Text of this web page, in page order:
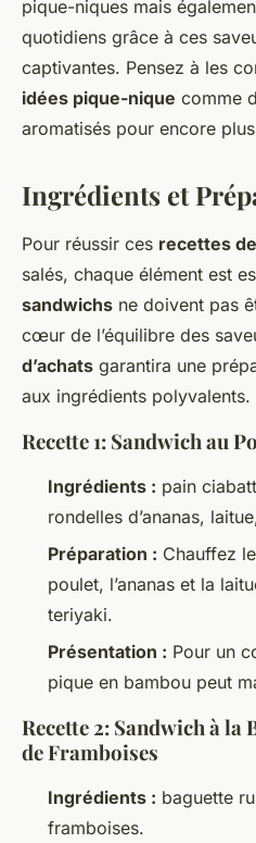
pique-niques mais
quotidiens grâce à ces
captivantes. Pensez à les
idées pique-nique comme
aromatisés pour encore
Ingrédients et
Pour réussir ces recettes
salés, chaque élément est
sandwichs ne doivent pas
cœur de l’équilibre des
d’achats garantira une
aux ingrédients polyvalents.
Recette 1: Sandwich au
Ingrédients : pain
rondelles d’ananas,
Préparation : Chauffez
poulet, l’ananas et la
teriyaki.
Présentation : Pour un
pique en bambou peut
Recette 2: Sandwich à
de Framboises
Ingrédients : baguette
framboises.